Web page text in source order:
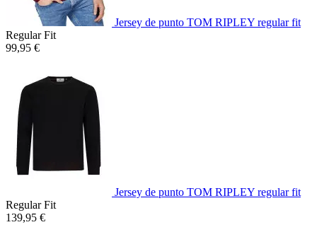
Jersey de punto TOM RIPLEY regular fit
Regular Fit
99,95 €
Jersey de punto TOM RIPLEY regular fit
Regular Fit
139,95 €